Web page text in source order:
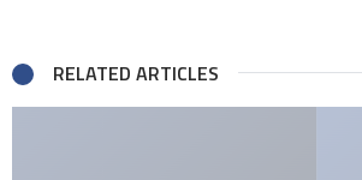
RELATED ARTICLES